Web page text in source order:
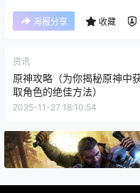
海报分享 收藏
资讯
原神攻略（为你揭秘原神中
取角色的绝佳方法）
2025-11-27 18:10:54